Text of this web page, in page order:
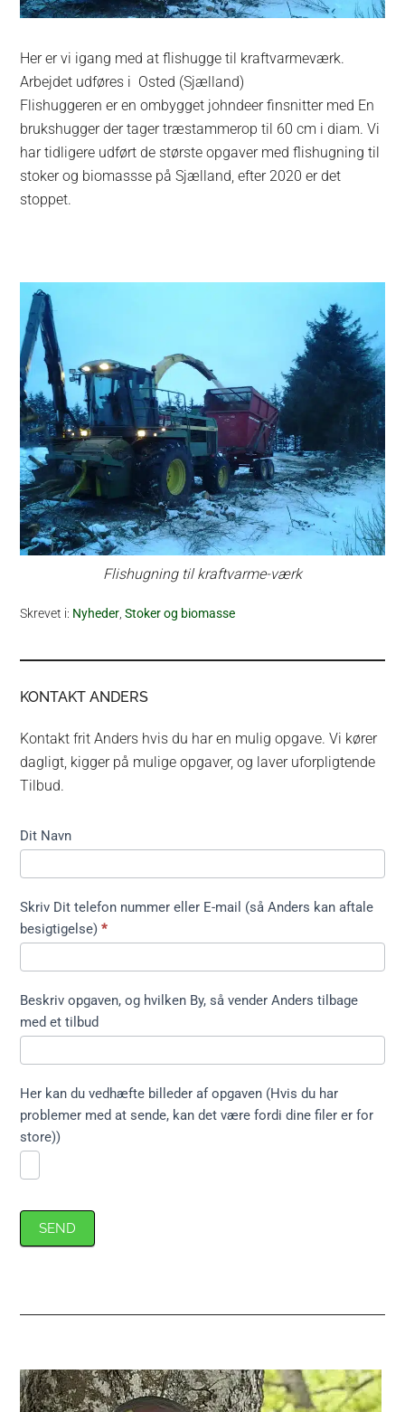
Her er vi igang med at flishugge til kraftvarmeværk.
Arbejdet udføres i Osted (Sjælland)
Flishuggeren er en ombygget johndeer finsnitter med En
brukshugger der tager træstammerop til 60 cm i diam. Vi
har tidligere udført de største opgaver med flishugning til
stoker og biomassse på Sjælland, efter 2020 er det
stoppet.
Flishugning til kraftvarme-værk
Skrevet i: Nyheder,Stoker og biomasse
KONTAKT ANDERS
Kontakt frit Anders hvis du har en mulig opgave. Vi kører
dagligt, kigger på mulige opgaver, og laver uforpligtende
Tilbud.
Kontakt
kort ikke
træfældning
Dit Navn
Skriv Dit telefon nummer eller E-mail (så Anders kan aftale
besigtigelse)*
Beskriv opgaven, og hvilken By, så vender Anders tilbage
med et tilbud
Her kan du vedhæfte billeder af opgaven (Hvis du har
problemer med at sende, kan det være fordi dine filer er for
store))
SEND
Primær